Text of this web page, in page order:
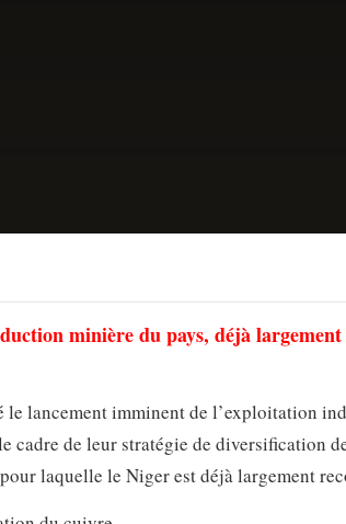
minière du pays, déjà
le lancement imminent de l’exploitation
cadre de leur stratégie de diversification
laquelle le Niger est déjà largement